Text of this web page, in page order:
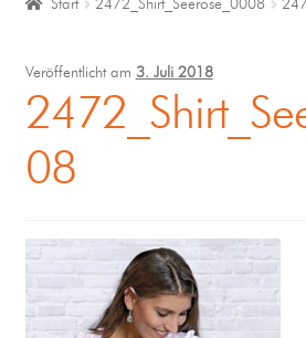
Coaching
Klangmassage
Start 2472_Shirt_Seerose_0008
Veröffentlicht am 3. Juli 2018
08